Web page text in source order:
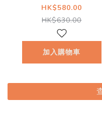
HK$580.00
HK$630.00
加入購物車